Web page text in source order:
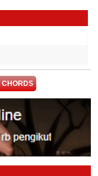
CHORDS